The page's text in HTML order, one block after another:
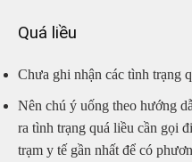
Quá liều
Chưa ghi nhận các tình trạng
Nên chú ý uống theo hướng
ra tình trạng quá liều cần gọi
trạm y tế gần nhất để có